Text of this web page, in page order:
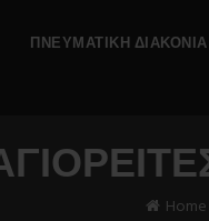
ΠΝΕΥΜΑΤΙΚΉ ΔΙΑΚΟΝΊΑ
Home